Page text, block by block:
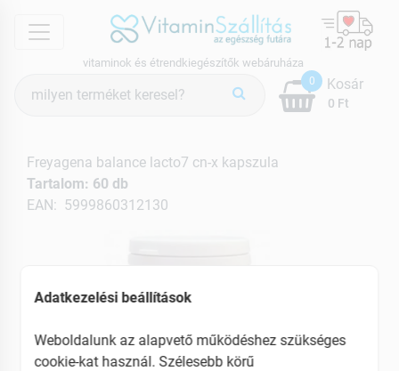
menu
vitaminok és étrendkiegészítők webáruháza
keresés
0
0 Ft
Kosár
Freyagena balance lacto7 cn-x kapszula
Tartalom: 60 db
EAN: 5999860312130
Adatkezelési beállítások
Weboldalunk az alapvető működéshez szükséges
cookie-kat használ. Szélesebb körű